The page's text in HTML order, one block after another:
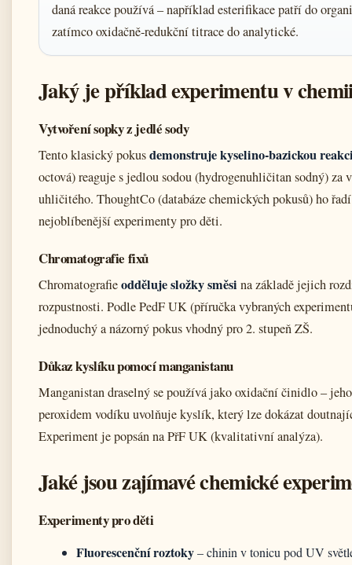
daná reakce používá – například esterifikace patří do
zatímco oxidačně‑redukční titrace do analytické.
Jaký je příklad experimentu v
Vytvoření sopky z jedlé sody
Tento klasický pokusdemonstruje kyselino‑bazickou
octová) reaguje s jedlou sodou (hydrogenuhličitan sodný) za
uhličitého. ThoughtCo (databáze chemických pokusů) ho
nejoblíbenější experimenty pro děti.
Chromatografie fixů
Chromatografieodděluje složky směsi na základě jejich
rozpustnosti. Podle PedF UK (příručka vybraných
jednoduchý a názorný pokus vhodný pro 2. stupeň ZŠ.
Důkaz kyslíku pomocí manganistanu
Manganistan draselný se používá jako oxidační činidlo –
peroxidem vodíku uvolňuje kyslík, který lze dokázat
Experiment je popsán na PřF UK (kvalitativní analýza).
Jaké jsou zajímavé chemické
Experimenty pro děti
Fluorescenční roztoky– chinin v tonicu pod UV